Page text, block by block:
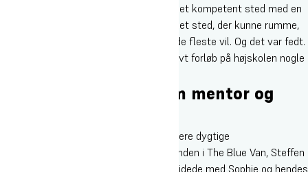
”Jeg havde en oplevelse af, at Oure var et kompetent sted med en
masse dygtige musikere. Og at det var et sted, der kunne rumme,
at jeg gerne ville en anden retning end de fleste vil. Og det var fedt.
Derfor kom jeg tilbage og tog en intensivt forløb på højskolen nogle
Steffen Westmark som mentor og
I løbet af sit år på Oure, havde Sophie flere dygtige
musikundervisere. Det var dog frontmanden i The Blue Van, Steffen
Westmark, der intensivt gik ind og arbejdede med Sophie og hendes